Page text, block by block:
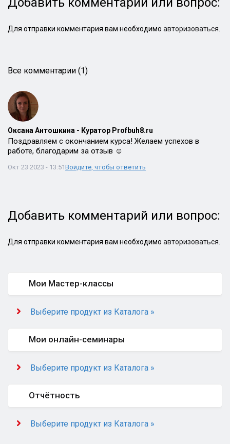
Для отправки комментария вам необходимо авторизоваться
Все комментарии (1)
Оксана Антошкина - Куратор Profbuh8.ru
Поздравляем с окончанием курса! Желаем успехов в
работе, благодарим за отзыв ☺️
Окт 23 2023 - 13:51Войдите, чтобы ответить
Добавить комментарий или вопрос:
Для отправки комментария вам необходимо авторизоваться
Мои Мастер-классы
Выберите продукт из Каталога »
Мои онлайн-семинары
Выберите продукт из Каталога »
Отчётность
Выберите продукт из Каталога »